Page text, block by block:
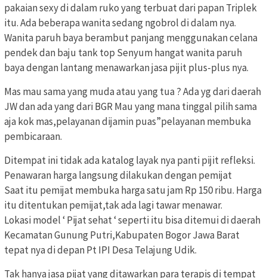
pakaian sexy di dalam ruko yang terbuat dari papan Triplek
itu. Ada beberapa wanita sedang ngobrol di dalam nya.
Wanita paruh baya berambut panjang menggunakan celana
pendek dan baju tank top Senyum hangat wanita paruh
baya dengan lantang menawarkan jasa pijit plus-plus nya.
Mas mau sama yang muda atau yang tua ? Ada yg dari daerah
JW dan ada yang dari BGR Mau yang mana tinggal pilih sama
aja kok mas,pelayanan dijamin puas”pelayanan membuka
pembicaraan.
Ditempat ini tidak ada katalog layak nya panti pijit refleksi.
Penawaran harga langsung dilakukan dengan pemijat
Saat itu pemijat membuka harga satu jam Rp 150 ribu. Harga
itu ditentukan pemijat,tak ada lagi tawar menawar.
Lokasi model ‘ Pijat sehat ‘ seperti itu bisa ditemui di daerah
Kecamatan Gunung Putri,Kabupaten Bogor Jawa Barat
tepat nya di depan Pt IPI Desa Telajung Udik.
Tak hanya jasa pijat yang ditawarkan para terapis di tempat